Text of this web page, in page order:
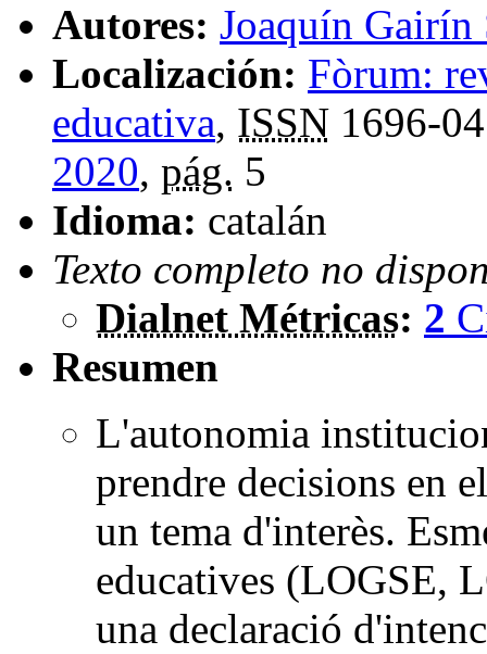
Autores: Joaquín Gairín
Localización: Fòrum:
educativa, ISSN 1696-
2020, pág. 5
Idioma: catalán
Texto completo no
Dialnet Métricas: 2
Resumen
L'autonomia
prendre decisions en
un tema d'interès.
educatives (LOGSE,
una declaració